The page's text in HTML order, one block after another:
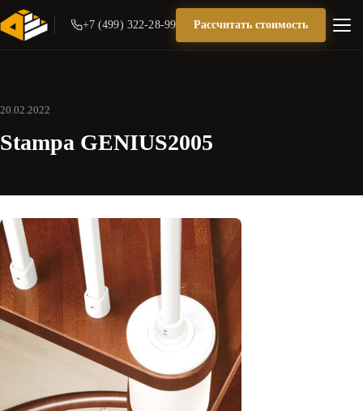
+7 (499) 322-28-99 Рассчитать стоимость
20.02.2022
Stampa GENIUS2005